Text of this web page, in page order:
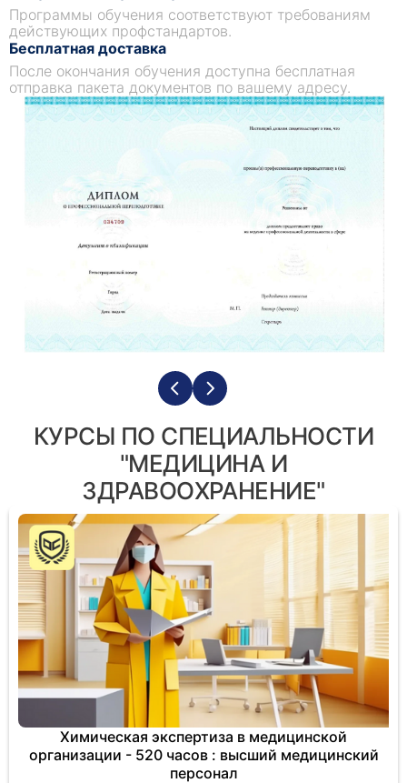
Программы обучения соответствуют требованиям
действующих профстандартов.
Бесплатная доставка
После окончания обучения доступна бесплатная
отправка пакета документов по вашему адресу.
КУРСЫ ПО СПЕЦИАЛЬНОСТИ
"МЕДИЦИНА И
ЗДРАВООХРАНЕНИЕ"
Химическая экспертиза в медицинской
организации - 520 часов : высший медицинский
персонал